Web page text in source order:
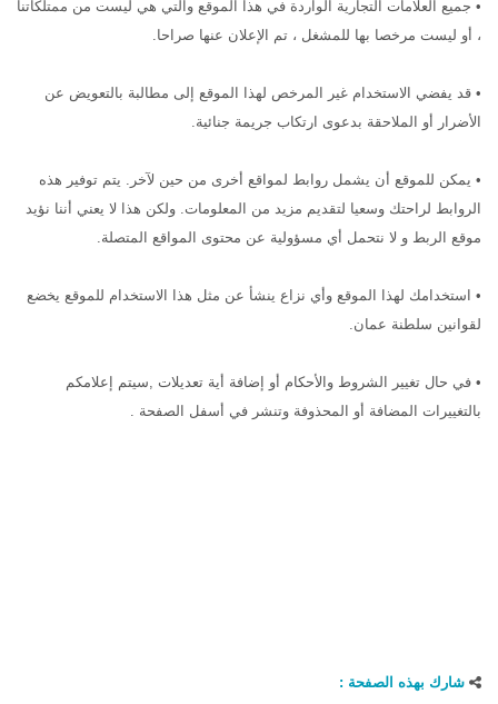
• جميع العلامات التجارية الواردة في هذا الموقع والتي هي ليست من ممتلكاتنا
، أو ليست مرخصا بها للمشغل ، تم الإعلان عنها صراحا.
• قد يفضي الاستخدام غير المرخص لهذا الموقع إلى مطالبة بالتعويض عن
الأضرار أو الملاحقة بدعوى ارتكاب جريمة جنائية.
• يمكن للموقع أن يشمل روابط لمواقع أخرى من حين لآخر. يتم توفير هذه
الروابط لراحتك وسعيا لتقديم مزيد من المعلومات. ولكن هذا لا يعني أننا نؤيد
موقع الربط و لا نتحمل أي مسؤولية عن محتوى المواقع المتصلة.
• استخدامك لهذا الموقع وأي نزاع ينشأ عن مثل هذا الاستخدام للموقع يخضع
لقوانين سلطنة عمان.
• في حال تغيير الشروط والأحكام أو إضافة أية تعديلات ,سيتم إعلامكم
بالتغييرات المضافة أو المحذوفة وتنشر في أسفل الصفحة .
شارك بهذه الصفحة :